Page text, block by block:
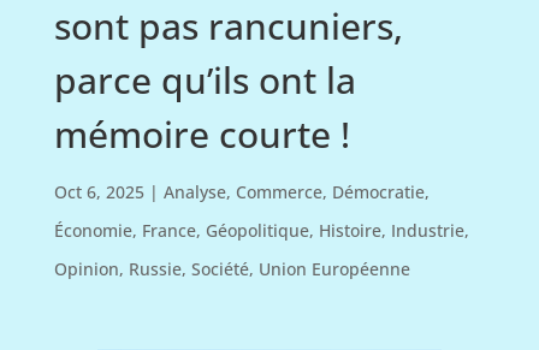
sont pas rancuniers,
parce qu’ils ont la
mémoire courte !
Oct 6, 2025| Analyse, Commerce, Démocratie,
Économie, France, Géopolitique, Histoire, Industrie,
Opinion, Russie, Société, Union Européenne